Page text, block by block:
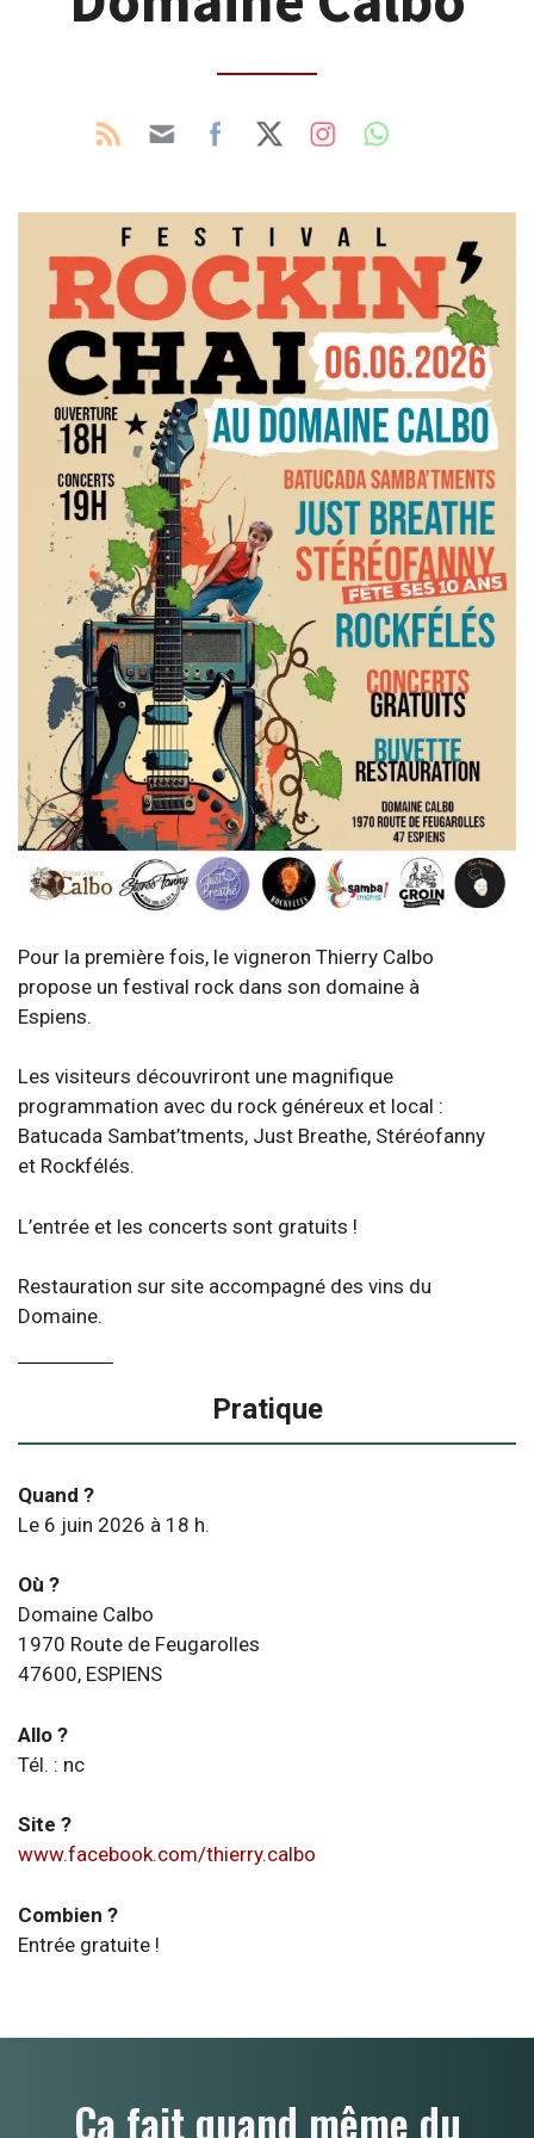
Pour la première fois, le vigneron Thierry Calbo
propose un festival rock dans son domaine à
Espiens.
Les visiteurs découvriront une magnifique
programmation avec du rock généreux et local :
Batucada Sambat’tments, Just Breathe, Stéréofanny
et Rockfélés.
L’entrée et les concerts sont gratuits !
Restauration sur site accompagné des vins du
Domaine.
Pratique
Quand ?
Le 6 juin 2026 à 18 h.
Où ?
Domaine Calbo
1970 Route de Feugarolles
47600, ESPIENS
Allo ?
Tél. : nc
Site ?
www.facebook.com/thierry.calbo
Combien ?
Entrée gratuite !
Ça fait quand même du